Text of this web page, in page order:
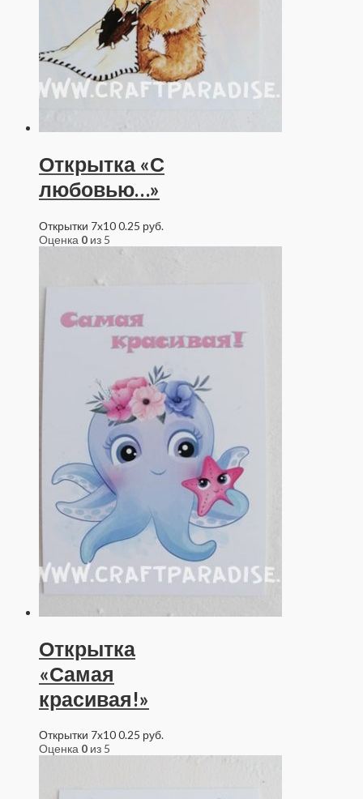
Открытка «С
любовью…»
Открытки 7x100.25 руб.
Оценка 0 из 5
Открытка
«Самая
красивая!»
Открытки 7x100.25 руб.
Оценка 0 из 5